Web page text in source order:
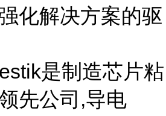
化解决方案的驱
是制造芯片粘
先公司,导电